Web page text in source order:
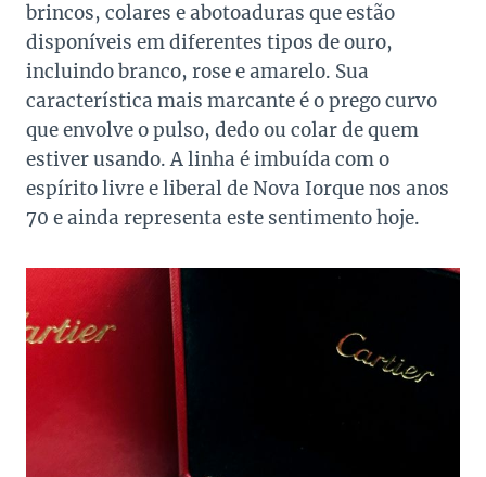
brincos, colares e abotoaduras que estão
disponíveis em diferentes tipos de ouro,
incluindo branco, rose e amarelo. Sua
característica mais marcante é o prego curvo
que envolve o pulso, dedo ou colar de quem
estiver usando. A linha é imbuída com o
espírito livre e liberal de Nova Iorque nos anos
70 e ainda representa este sentimento hoje.